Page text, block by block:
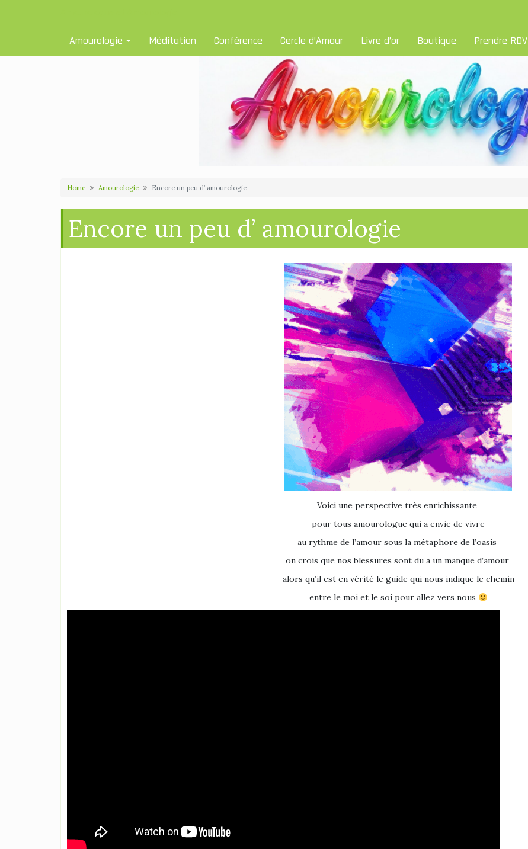
Amourologie Méditation Conférence Cercle d’Amour Livre d’or Boutique Prendre RDV
Home Amourologie Encore un peu d’ amourologie
Encore un peu d’ amourologie
Voici une perspective très enrichissante
pour tous amourologue qui a envie de vivre
au rythme de l’amour sous la métaphore de l’oasis
on crois que nos blessures sont du a un manque d’amour
alors qu’il est en vérité le guide qui nous indique le chemin
entre le moi et le soi pour allez vers nous